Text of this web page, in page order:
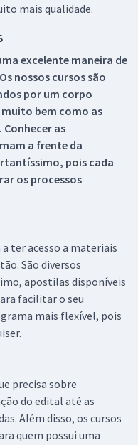
mais qualidade.
excelente maneira de
nossos cursos são
por um corpo
bem como as
as
a frente da
pois cada
os processos
ter acesso a materiais
São diversos
apostilas disponíveis
facilitar o seu
mais flexível, pois
precisa sobre
do edital até as
Além disso, os cursos
quem possui uma